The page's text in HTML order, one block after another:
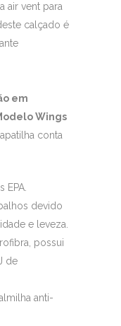
air vent para
calçado é
em
Wings
conta
EPA.
devido
e leveza.
possui
de
anti-